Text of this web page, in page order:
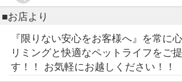
■お店より
『限りない安心をお客様へ』を常に
リミングと快適なペットライフをご
す！！ お気軽にお越しください！！